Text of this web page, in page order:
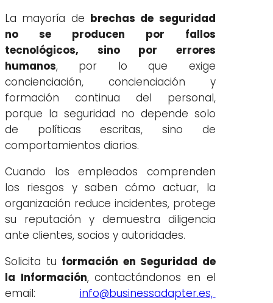
La mayoría de brechas de seguridad
no se producen por fallos
tecnológicos, sino por errores
humanos, por lo que exige
concienciación, concienciación y
formación continua del personal,
porque la seguridad no depende solo
de políticas escritas, sino de
comportamientos diarios.
Cuando los empleados comprenden
los riesgos y saben cómo actuar, la
organización reduce incidentes, protege
su reputación y demuestra diligencia
ante clientes, socios y autoridades.
Solicita tu formación en Seguridad de
la Información, contactándonos en el
email: info@businessadapter.es,